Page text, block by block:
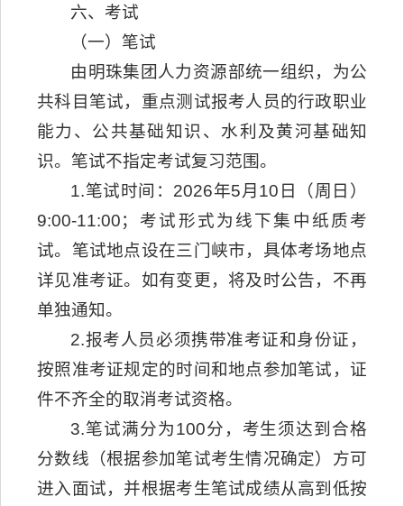
六、考试
（一）笔试
由明珠集团人力资源部统一组织，为公
共科目笔试，重点测试报考人员的行政职业
能力、公共基础知识、水利及黄河基础知
识。笔试不指定考试复习范围。
1.笔试时间：2026年5月10日（周日）
9:00-11:00；考试形式为线下集中纸质考
试。笔试地点设在三门峡市，具体考场地点
详见准考证。如有变更，将及时公告，不再
单独通知。
2.报考人员必须携带准考证和身份证，
按照准考证规定的时间和地点参加笔试，证
件不齐全的取消考试资格。
3.笔试满分为100分，考生须达到合格
分数线（根据参加笔试考生情况确定）方可
进入面试，并根据考生笔试成绩从高到低按